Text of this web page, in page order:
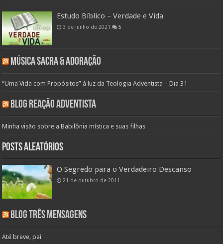
Estudo Bíblico – Verdade e Vida
3 de junho de 2021 5
Música Sacra & Adoração
“Uma Vida com Propósitos” à luz da Teologia Adventista – Dia 31
Blog Reação Adventista
Minha visão sobre a Babilônia mística e suas filhas
Posts aleatórios
O Segredo para o Verdadeiro Descanso
21 de outubro de 2011
Blog Três Mensagens
Até breve, pai